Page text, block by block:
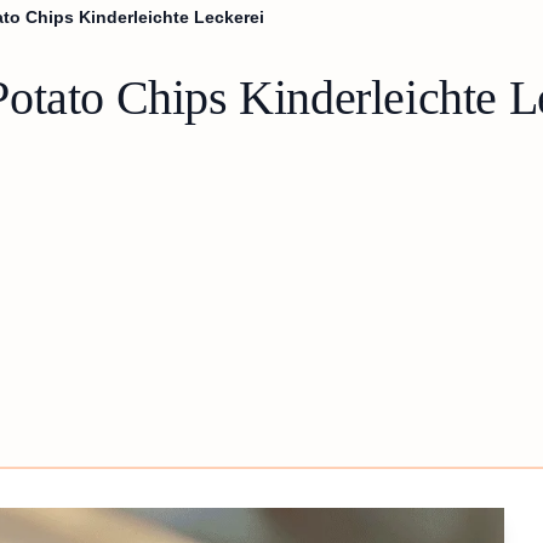
Chips Kinderleichte Leckerei
Chips Kinderleichte